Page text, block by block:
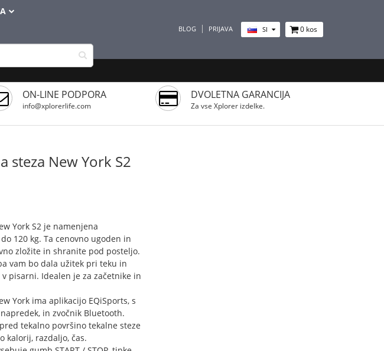
BLOG PRIJAVA SI 0 kos
ON-LINE PODPORA
info@xplorerlife.com
DVOLETNA GARANCIJA
Za vse Xplorer izdelke.
steza New York S2
York S2 je namenjena
120 kg. Ta cenovno ugoden in
zložite in shranite pod posteljo.
vam bo dala užitek pri teku in
pisarni. Idealen je za začetnike in
York ima aplikacijo EQiSports, s
in zvočnik Bluetooth.
tekalno površino tekalne steze
kalorij, razdaljo, čas.